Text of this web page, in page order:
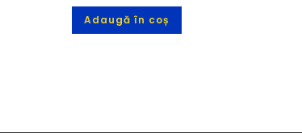
Adaugă în coș